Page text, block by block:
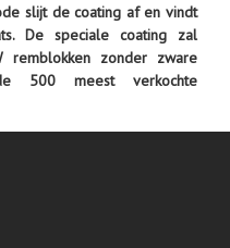
slijt de coating af en vindt
De speciale coating zal
zonder zware
500 meest verkochte